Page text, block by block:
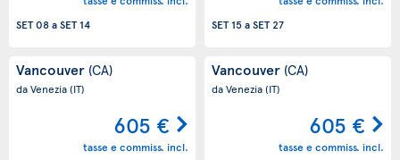
SET 08aSET 14
SET 15aSET 27
Vancouver (CA)
da Venezia(IT)
605 €
tasse e commiss. incl.
Vancouver (CA)
da Venezia(IT)
605 €
tasse e commiss. incl.